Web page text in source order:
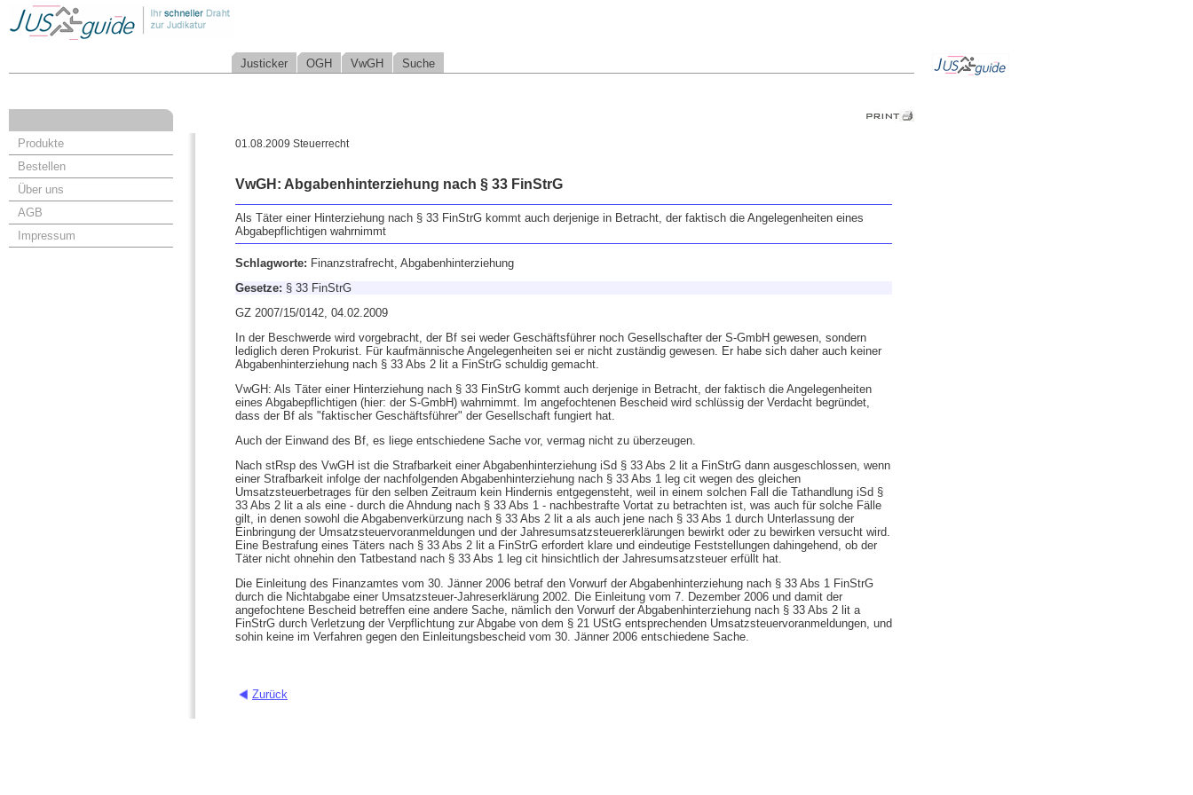
Justicker OGH VwGH Suche
Produkte
Bestellen
Über uns
AGB
Impressum
01.08.2009 Steuerrecht
VwGH: Abgabenhinterziehung nach § 33 FinStrG
Als Täter einer Hinterziehung nach § 33 FinStrG kommt auch derjenige in Betracht, der faktisch die Angelegenheiten eines
Abgabepflichtigen wahrnimmt
Schlagworte: Finanzstrafrecht, Abgabenhinterziehung
Gesetze: § 33 FinStrG
GZ 2007/15/0142, 04.02.2009
In der Beschwerde wird vorgebracht, der Bf sei weder Geschäftsführer noch Gesellschafter der S-GmbH gewesen, sondern
lediglich deren Prokurist. Für kaufmännische Angelegenheiten sei er nicht zuständig gewesen. Er habe sich daher auch keiner
Abgabenhinterziehung nach § 33 Abs 2 lit a FinStrG schuldig gemacht.
VwGH: Als Täter einer Hinterziehung nach § 33 FinStrG kommt auch derjenige in Betracht, der faktisch die Angelegenheiten
eines Abgabepflichtigen (hier: der S-GmbH) wahrnimmt. Im angefochtenen Bescheid wird schlüssig der Verdacht begründet,
dass der Bf als "faktischer Geschäftsführer" der Gesellschaft fungiert hat.
Auch der Einwand des Bf, es liege entschiedene Sache vor, vermag nicht zu überzeugen.
Nach stRsp des VwGH ist die Strafbarkeit einer Abgabenhinterziehung iSd § 33 Abs 2 lit a FinStrG dann ausgeschlossen, wenn
einer Strafbarkeit infolge der nachfolgenden Abgabenhinterziehung nach § 33 Abs 1 leg cit wegen des gleichen
Umsatzsteuerbetrages für den selben Zeitraum kein Hindernis entgegensteht, weil in einem solchen Fall die Tathandlung iSd §
33 Abs 2 lit a als eine - durch die Ahndung nach § 33 Abs 1 - nachbestrafte Vortat zu betrachten ist, was auch für solche Fälle
gilt, in denen sowohl die Abgabenverkürzung nach § 33 Abs 2 lit a als auch jene nach § 33 Abs 1 durch Unterlassung der
Einbringung der Umsatzsteuervoranmeldungen und der Jahresumsatzsteuererklärungen bewirkt oder zu bewirken versucht wird.
Eine Bestrafung eines Täters nach § 33 Abs 2 lit a FinStrG erfordert klare und eindeutige Feststellungen dahingehend, ob der
Täter nicht ohnehin den Tatbestand nach § 33 Abs 1 leg cit hinsichtlich der Jahresumsatzsteuer erfüllt hat.
Die Einleitung des Finanzamtes vom 30. Jänner 2006 betraf den Vorwurf der Abgabenhinterziehung nach § 33 Abs 1 FinStrG
durch die Nichtabgabe einer Umsatzsteuer-Jahreserklärung 2002. Die Einleitung vom 7. Dezember 2006 und damit der
angefochtene Bescheid betreffen eine andere Sache, nämlich den Vorwurf der Abgabenhinterziehung nach § 33 Abs 2 lit a
FinStrG durch Verletzung der Verpflichtung zur Abgabe von dem § 21 UStG entsprechenden Umsatzsteuervoranmeldungen, und
sohin keine im Verfahren gegen den Einleitungsbescheid vom 30. Jänner 2006 entschiedene Sache.
Zurück